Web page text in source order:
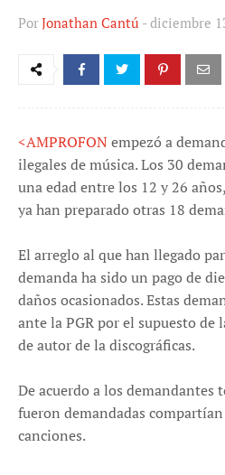
PorJonathan Cantú -diciembre
<AMPROFONempezó a
ilegales de música. Los 30
una edad entre los 12 y 26
ya han preparado otras 18
El arreglo al que han llegado
demanda ha sido un pago de
daños ocasionados. Estas
ante la PGR por el supuesto de
de autor de la discográficas.
De acuerdo a los demandantes
fueron demandadas
canciones.